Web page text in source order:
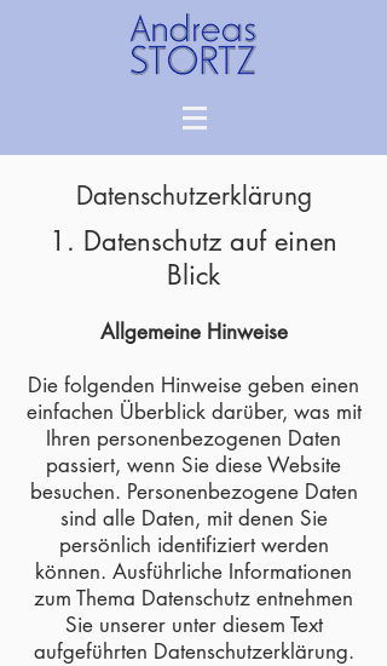
Datenschutzerklärung
1. Datenschutz auf einen
Blick
Allgemeine Hinweise
Die folgenden Hinweise geben einen
einfachen Überblick darüber, was mit
Ihren personenbezogenen Daten
passiert, wenn Sie diese Website
besuchen. Personenbezogene Daten
sind alle Daten, mit denen Sie
persönlich identifiziert werden
können. Ausführliche Informationen
zum Thema Datenschutz entnehmen
Sie unserer unter diesem Text
aufgeführten Datenschutzerklärung.